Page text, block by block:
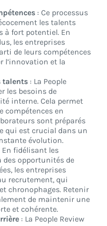
: Ce processus
les talents
à fort potentiel. En
les entreprises
de leurs compétences
l’innovation et la
talents : La People
les besoins de
interne. Cela permet
compétences en
sont préparés
qui est crucial dans un
évolution.
En fidélisant les
des opportunités de
les entreprises
recrutement, qui
chronophages. Retenir
de maintenir une
et cohérente.
: La People Review